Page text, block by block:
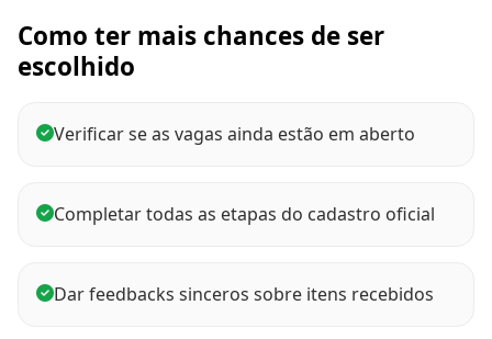
Como ter mais chances de ser
escolhido
Verificar se as vagas ainda estão em aberto
Completar todas as etapas do cadastro oficial
Dar feedbacks sinceros sobre itens recebidos